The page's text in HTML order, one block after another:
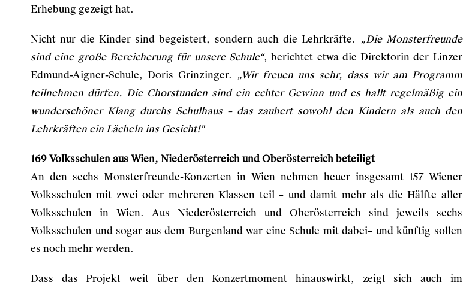
Erhebung gezeigt hat.
Nicht nur die Kinder sind begeistert, sondern auch die Lehrkräfte. „Die Monsterfreunde
sind eine große Bereicherung für unsere Schule“, berichtet etwa die Direktorin der Linzer
Edmund-Aigner-Schule, Doris Grinzinger. „Wir freuen uns sehr, dass wir am Programm
teilnehmen dürfen. Die Chorstunden sind ein echter Gewinn und es hallt regelmäßig ein
wunderschöner Klang durchs Schulhaus – das zaubert sowohl den Kindern als auch den
Lehrkräften ein Lächeln ins Gesicht!"
169 Volksschulen aus Wien, Niederösterreich und Oberösterreich beteiligt
An den sechs Monsterfreunde-Konzerten in Wien nehmen heuer insgesamt 157 Wiener
Volksschulen mit zwei oder mehreren Klassen teil – und damit mehr als die Hälfte aller
Volksschulen in Wien. Aus Niederösterreich und Oberösterreich sind jeweils sechs
Volksschulen und sogar aus dem Burgenland war eine Schule mit dabei– und künftig sollen
es noch mehr werden.
Dass das Projekt weit über den Konzertmoment hinauswirkt, zeigt sich auch im